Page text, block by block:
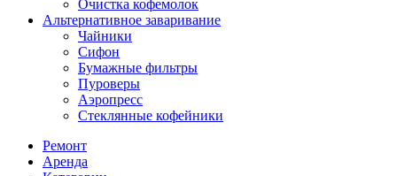
Очистка кофемолок
Альтернативное заваривание
Чайники
Сифон
Бумажные фильтры
Пуроверы
Аэропресс
Стеклянные кофейники
Ремонт
Аренда